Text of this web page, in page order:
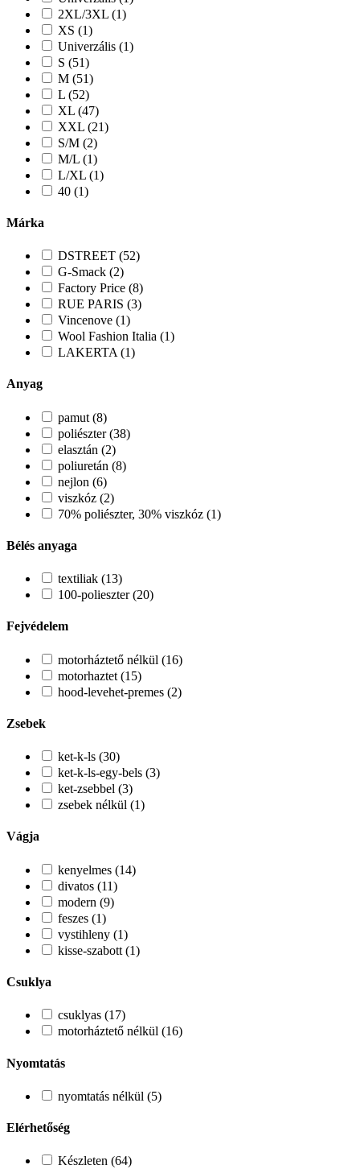
2XL/3XL (1)
XS (1)
Univerzális (1)
S (51)
M (51)
L (52)
XL (47)
XXL (21)
S/M (2)
M/L (1)
L/XL (1)
40 (1)
Márka
DSTREET (52)
G-Smack (2)
Factory Price (8)
RUE PARIS (3)
Vincenove (1)
Wool Fashion Italia (1)
LAKERTA (1)
Anyag
pamut (8)
poliészter (38)
elasztán (2)
poliuretán (8)
nejlon (6)
viszkóz (2)
70% poliészter, 30% viszkóz (1)
Bélés anyaga
textiliak (13)
100-polieszter (20)
Fejvédelem
motorháztető nélkül (16)
motorhaztet (15)
hood-levehet-premes (2)
Zsebek
ket-k-ls (30)
ket-k-ls-egy-bels (3)
ket-zsebbel (3)
zsebek nélkül (1)
Vágja
kenyelmes (14)
divatos (11)
modern (9)
feszes (1)
vystihleny (1)
kisse-szabott (1)
Csuklya
csuklyas (17)
motorháztető nélkül (16)
Nyomtatás
nyomtatás nélkül (5)
Elérhetőség
Készleten (64)